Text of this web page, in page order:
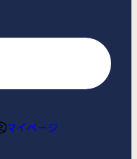
マイページ